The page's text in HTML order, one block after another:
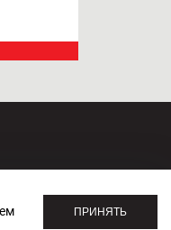
номер ЭЛ №ПРИНЯТЬ